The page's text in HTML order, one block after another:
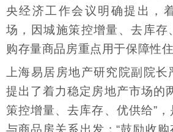
央经济工作会议明确提出，
场，因城施策控增量、去库存
购存量商品房重点用于保障性住
上海易居房地产研究院副院
提出了着力稳定房地产市场的
策控增量、去库存、优供给”
与商品房关系出发；“鼓励收